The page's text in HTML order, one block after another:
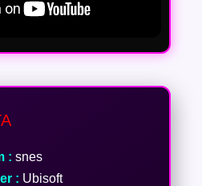
: snes
: Ubisoft